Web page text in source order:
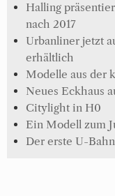
Halling
nach 2017
Urbanliner jetzt
erhältlich
Modelle aus der
Neues Eckhaus
Citylight in H0
Ein Modell zum
Der erste U-